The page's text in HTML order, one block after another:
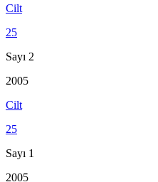
Cilt
25
Sayı 2
2005
Cilt
25
Sayı 1
2005